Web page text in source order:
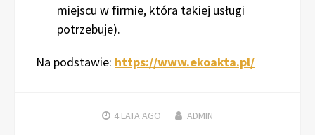
miejscu w firmie, która takiej usługi
potrzebuje).
Na podstawie: https://www.ekoakta.pl/
4 LATAAGO ADMIN